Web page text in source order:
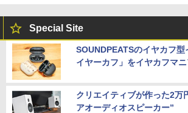
Special Site
SOUNDPEATSのイヤカフ
イヤーカフ」をイヤカフマ
クリエイティブが作った2万
アオーディオスピーカー”